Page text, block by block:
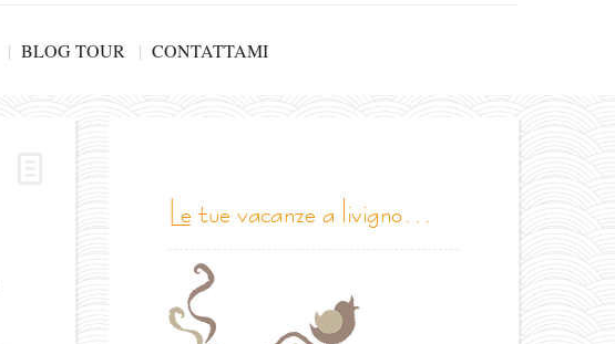
BLOG TOUR CONTATTAMI
le tue vacanze a livigno…